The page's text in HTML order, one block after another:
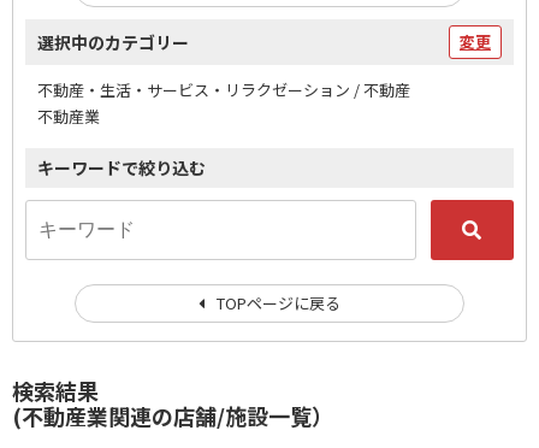
検索結果
(不動産業関連の店舗/施設一覧）
選択中のカテゴリー 変更
不動産・生活・サービス・リラクゼーション / 不動産
不動産業
キーワードで絞り込む
TOPページに戻る